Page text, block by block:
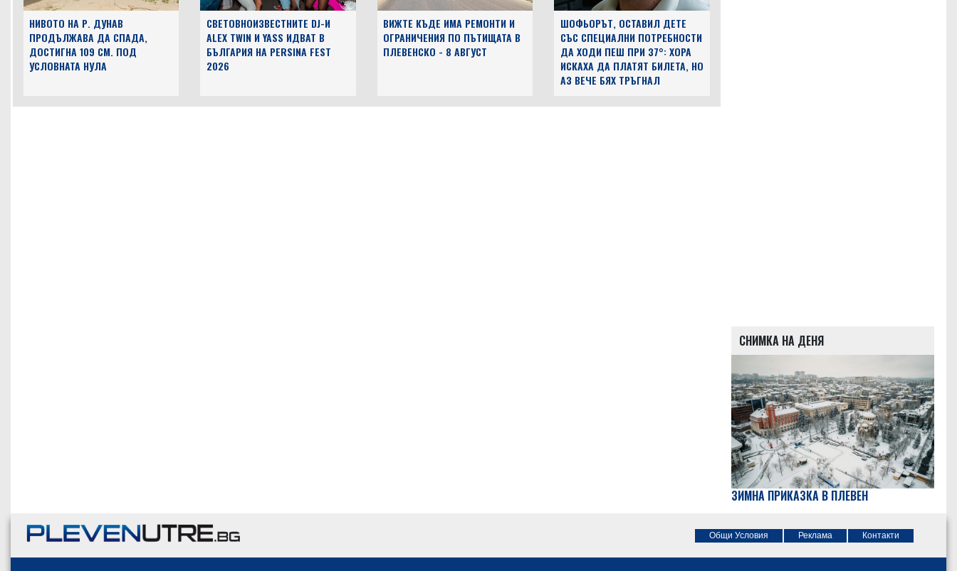
НИВОТО НА Р. ДУНАВ
ПРОДЪЛЖАВА ДА СПАДА,
ДОСТИГНА 109 СМ. ПОД
УСЛОВНАТА НУЛА
СВЕТОВНОИЗВЕСТНИТЕ DJ-И
ALEX TWIN И YASS ИДВАТ В
БЪЛГАРИЯ НА PERSINA FEST
2026
ВИЖТЕ КЪДЕ ИМА РЕМОНТИ И
ОГРАНИЧЕНИЯ ПО ПЪТИЩАТА В
ПЛЕВЕНСКО - 8 АВГУСТ
ШОФЬОРЪТ, ОСТАВИЛ ДЕТЕ
СЪС СПЕЦИАЛНИ ПОТРЕБНОСТИ
ДА ХОДИ ПЕШ ПРИ 37°: ХОРА
ИСКАХА ДА ПЛАТЯТ БИЛЕТА, НО
АЗ ВЕЧЕ БЯХ ТРЪГНАЛ
СНИМКА НА ДЕНЯ
ЗИМНА ПРИКАЗКА В ПЛЕВЕН
Общи Условия Реклама Контакти